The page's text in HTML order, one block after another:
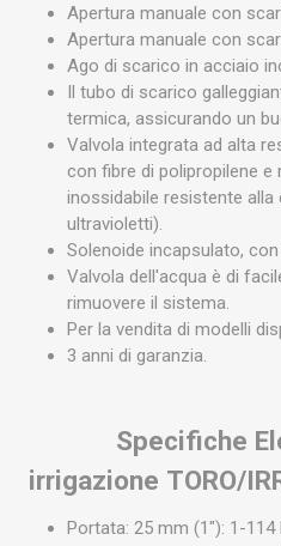
Apertura manuale con
Apertura manuale con
Ago di scarico in acciaio
Il tubo di scarico
termica, assicurando un
Valvola integrata ad alta
con fibre di polipropilene
inossidabile resistente alla
ultravioletti).
Solenoide incapsulato,
Valvola dell'acqua è di
rimuovere il sistema.
Per la vendita di modelli
3 anni di garanzia.
Specifiche
irrigazione TORO/
Portata: 25 mm (1"): 1-114